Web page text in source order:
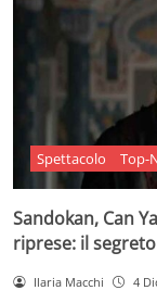
Spettacolo Top-
Sandokan, Can
riprese: il
Ilaria Macchi 4